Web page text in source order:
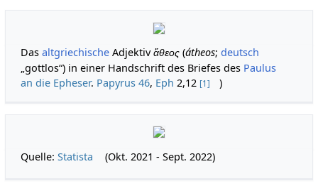
Dasaltgriechische Adjektivἄθεος (átheos;deutsch
„gottlos“) in einer Handschrift des Briefes des Paulus
an die Epheser. Papyrus 46, Eph 2,12 [1] )
Quelle:Statista (Okt. 2021 - Sept. 2022)